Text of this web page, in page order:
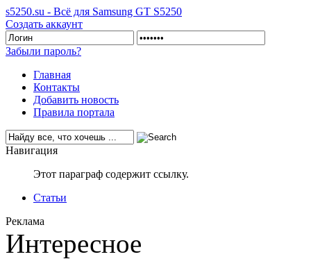
s5250.su - Всё для Samsung GT S5250
Создать аккаунт
Забыли пароль?
Главная
Контакты
Добавить новость
Правила портала
Навигация
Этот параграф содержит ссылку.
Статьи
Реклама
Интересное